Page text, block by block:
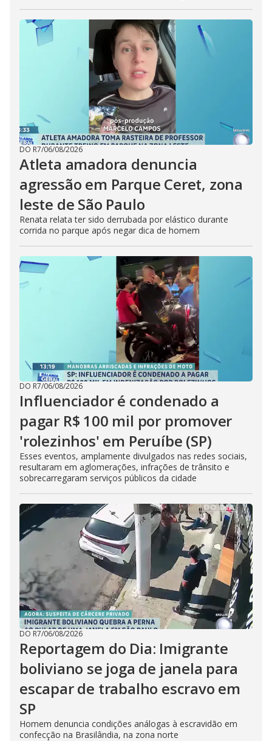
DO R7/06/08/2026
Atleta amadora denuncia
agressão em Parque Ceret, zona
leste de São Paulo
Renata relata ter sido derrubada por elástico durante
corrida no parque após negar dica de homem
DO R7/06/08/2026
Influenciador é condenado a
pagar R$ 100 mil por promover
'rolezinhos' em Peruíbe (SP)
Esses eventos, amplamente divulgados nas redes sociais,
resultaram em aglomerações, infrações de trânsito e
sobrecarregaram serviços públicos da cidade
DO R7/06/08/2026
Reportagem do Dia: Imigrante
boliviano se joga de janela para
escapar de trabalho escravo em
SP
Homem denuncia condições análogas à escravidão em
confecção na Brasilândia, na zona norte